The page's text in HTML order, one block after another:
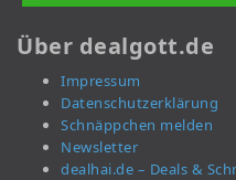
Über dealgott.de
Impressum
Datenschutzerklärung
Schnäppchen melden
Newsletter
dealhai.de – Deals &